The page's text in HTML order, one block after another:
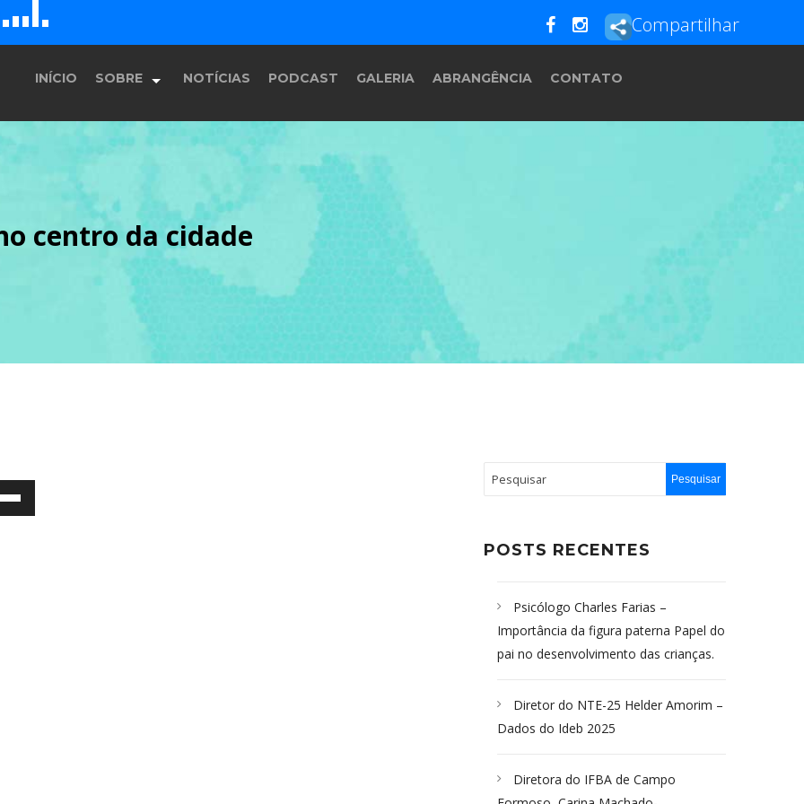
D
E F G Compartilhar
INÍCIO SOBRE
História
Equipe
Programação
NOTÍCIAS PODCAST GALERIA ABRANGÊNCIA CONTATO
centro da cidade
POSTS RECENTES
Psicólogo Charles Farias –
Importância da figura paterna Papel do
pai no desenvolvimento das crianças.
Diretor do NTE-25 Helder Amorim –
Dados do Ideb 2025
Diretora do IFBA de Campo